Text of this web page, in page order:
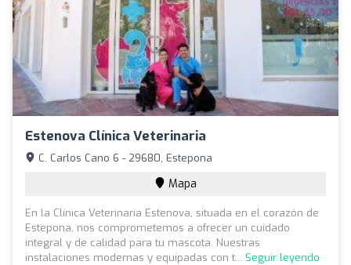
Estenova Clínica Veterinaria
C. Carlos Cano 6 - 29680, Estepona
Mapa
En la Clínica Veterinaria Estenova, situada en el corazón de
Estepona, nos comprometemos a ofrecer un cuidado
integral y de calidad para tu mascota. Nuestras
instalaciones modernas y equipadas con t... Seguir leyendo